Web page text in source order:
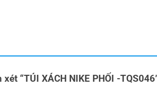
“TÚI XÁCH NIKE PHỐI -